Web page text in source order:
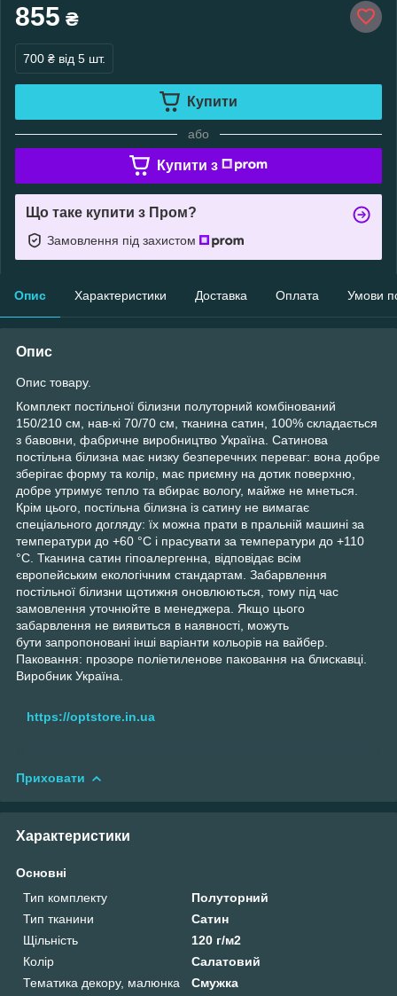
855 ₴
700 ₴ від 5 шт.
Купити
або
Купити з
Що таке купити з Пром?
Замовлення під захистом
Опис Характеристики Доставка Оплата Умови
Опис
Опис товару.
Комплект постільної білизни полуторний комбінований
150/210 см, нав-кі 70/70 см, тканина сатин, 100% складається
з бавовни, фабричне виробництво Україна. Сатинова
постільна білизна має низку безперечних переваг: вона добре
зберігає форму та колір, має приємну на дотик поверхню,
добре утримує тепло та вбирає вологу, майже не мнеться.
Крім цього, постільна білизна із сатину не вимагає
спеціального догляду: їх можна прати в пральній машині за
температури до +60 °C і прасувати за температури до +110
°C. Тканина сатин гіпоалергенна, відповідає всім
європейським екологічним стандартам. Забарвлення
постільної білизни щотижня оновлюються, тому під час
замовлення уточнюйте в менеджера. Якщо цього
забарвлення не виявиться в наявності, можуть
бути запропоновані інші варіанти кольорів на вайбер.
Паковання: прозоре поліетиленове паковання на блискавці.
Виробник Україна.
https://optstore.in.ua
Приховати
Характеристики
Основні
Тип комплекту
Полуторний
Тип тканини
Сатин
Щільність
120 г/м2
Колір
Салатовий
Тематика декору, малюнка
Смужка